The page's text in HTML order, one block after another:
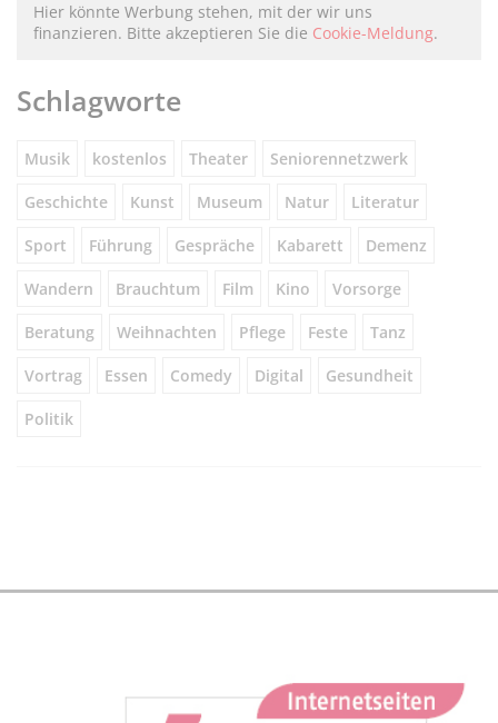
Hier könnte Werbung stehen, mit der wir uns
finanzieren. Bitte akzeptieren Sie die Cookie-Meldung.
Schlagworte
Musik kostenlos Theater Seniorennetzwerk
Geschichte Kunst Museum Natur Literatur
Sport Führung Gespräche Kabarett Demenz
Wandern Brauchtum Film Kino Vorsorge
Beratung Weihnachten Pflege Feste Tanz
Vortrag Essen Comedy Digital Gesundheit
Politik